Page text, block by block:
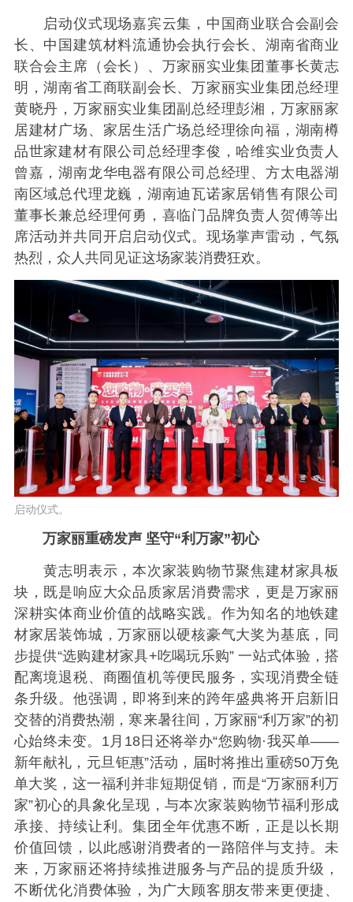
启动仪式现场嘉宾云集，中国商业联合会副会
长、中国建筑材料流通协会执行会长、湖南省商业
联合会主席（会长）、万家丽实业集团董事长黄志
明，湖南省工商联副会长、万家丽实业集团总经理
黄晓丹，万家丽实业集团副总经理彭湘，万家丽家
居建材广场、家居生活广场总经理徐向福，湖南樽
品世家建材有限公司总经理李俊，哈维实业负责人
曾嘉，湖南龙华电器有限公司总经理、方太电器湖
南区域总代理龙巍，湖南迪瓦诺家居销售有限公司
董事长兼总经理何勇，喜临门品牌负责人贺傅等出
席活动并共同开启启动仪式。现场掌声雷动，气氛
热烈，众人共同见证这场家装消费狂欢。
启动仪式。
万家丽重磅发声 坚守“利万家”初心
黄志明表示，本次家装购物节聚焦建材家具板
块，既是响应大众品质家居消费需求，更是万家丽
深耕实体商业价值的战略实践。作为知名的地铁建
材家居装饰城，万家丽以硬核豪气大奖为基底，同
步提供“选购建材家具+吃喝玩乐购” 一站式体验，搭
配离境退税、商圈值机等便民服务，实现消费全链
条升级。他强调，即将到来的跨年盛典将开启新旧
交替的消费热潮，寒来暑往间，万家丽“利万家”的初
心始终未变。1月18日还将举办“您购物·我买单——
新年献礼，元旦钜惠”活动，届时将推出重磅50万免
单大奖，这一福利并非短期促销，而是“万家丽利万
家”初心的具象化呈现，与本次家装购物节福利形成
承接、持续让利。集团全年优惠不断，正是以长期
价值回馈，以此感谢消费者的一路陪伴与支持。未
来，万家丽还将持续推进服务与产品的提质升级，
不断优化消费体验，为广大顾客朋友带来更便捷、